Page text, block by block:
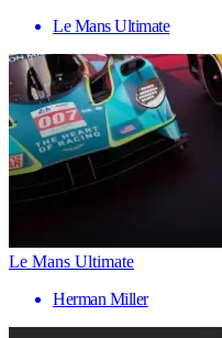
Le Mans Ultimate
Le Mans Ultimate
Herman Miller